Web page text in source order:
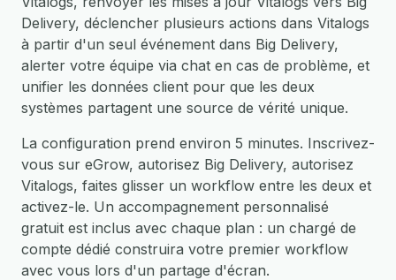
Delivery, déclencher plusieurs actions dans Vitalogs
à partir d'un seul événement dans Big Delivery,
alerter votre équipe via chat en cas de problème, et
unifier les données client pour que les deux
systèmes partagent une source de vérité unique.
La configuration prend environ 5 minutes. Inscrivez-
vous sur eGrow, autorisez Big Delivery, autorisez
Vitalogs, faites glisser un workflow entre les deux et
activez-le. Un accompagnement personnalisé
gratuit est inclus avec chaque plan : un chargé de
compte dédié construira votre premier workflow
avec vous lors d'un partage d'écran.